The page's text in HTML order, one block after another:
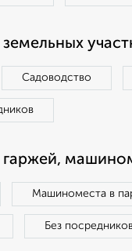
Садоводство
Машиноместа в
Без